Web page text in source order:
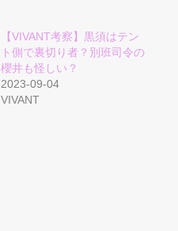
【VIVANT考察】黒須はテン
ト側で裏切り者？別班司令の
櫻井も怪しい？
2023-09-04
VIVANT